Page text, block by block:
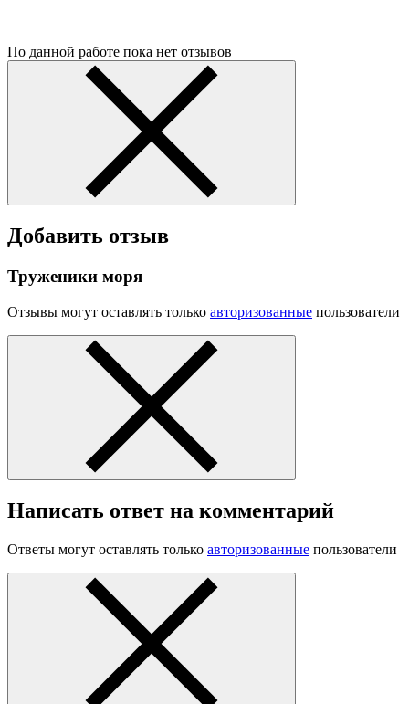
По данной работе пока нет отзывов
Добавить отзыв
Труженики моря
Отзывы могут оставлять только авторизованные пользователи
Написать ответ на комментарий
Ответы могут оставлять только авторизованные пользователи